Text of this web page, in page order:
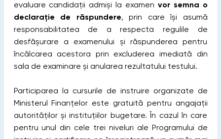
evaluare candidații admiși la examen vor semna o
declarație de răspundere, prin care își asumă
responsabilitatea de a respecta regulile de
desfășurare a examenului și răspunderea pentru
încălcarea acestora prin excluderea imediată din
sala de examinare și anularea rezultatului testului.
Participarea la cursurile de instruire organizate de
Ministerul Finanțelor este gratuită pentru angajații
autorităților și instituțiilor bugetare. În cazul în care
pentru unul din cele trei niveluri ale Programului de